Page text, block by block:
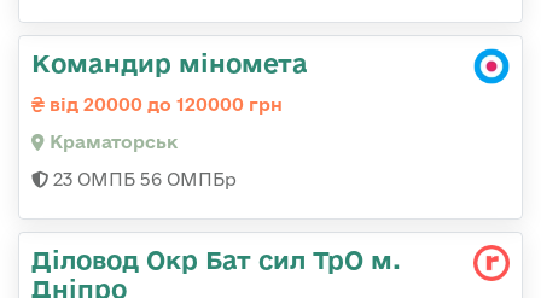
Командир міномета
від 20000 до 120000 грн
Краматорськ
23 ОМПБ 56 ОМПБр
Діловод Окр Бат сил ТрО м.
Дніпро